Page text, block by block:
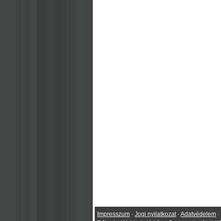
Impresszum ·Jogi nyilatkozat ·Adatvédelem ·